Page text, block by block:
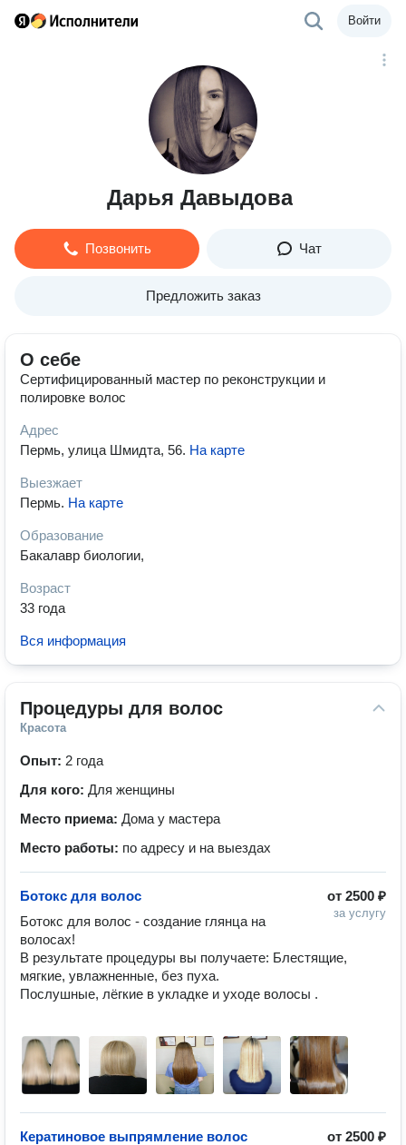
Войти
Дарья Давыдова
Позвонить Чат
Предложить заказ
О себе
Сертифицированный мастер по реконструкции и
полировке волос
Адрес
Пермь, улица Шмидта, 56. На карте
Выезжает
Пермь. На карте
Образование
Бакалавр биологии,
Возраст
33 года
Вся информация
Процедуры для волос
Красота
Опыт: 2 года
Для кого: Для женщины
Место приема: Дома у мастера
Место работы: по адресу и на выездах
от 2500 ₽
за услугу
Ботокс для волос
Ботокс для волос - создание глянца на
волосах!
В результате процедуры вы получаете: Блестящие,
мягкие, увлажненные, без пуха.
Послушные, лёгкие в укладке и уходе волосы .
от 2500 ₽
Кератиновое выпрямление волос